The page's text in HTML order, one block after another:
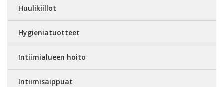
Huulikiillot
Hygieniatuotteet
Intiimialueen hoito
Intiimisaippuat